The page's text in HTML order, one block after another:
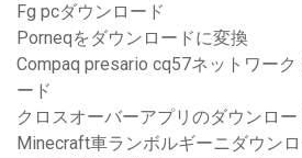
Fg pcダウンロード
Porneqをダウンロードに変換
Compaq presario cq57ネットワー
ード
クロスオーバーアプリのダウンロー
Minecraft車ランボルギーニダウン